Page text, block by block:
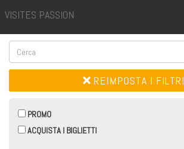
VISITES PASSION
REIMPOSTA I FILTRI
PROMO
ACQUISTA I BIGLIETTI